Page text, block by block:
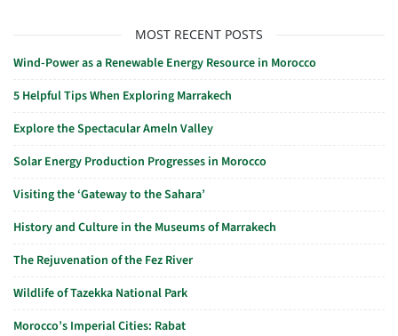
MOST RECENT POSTS
Wind-Power as a Renewable Energy Resource in Morocco
5 Helpful Tips When Exploring Marrakech
Explore the Spectacular Ameln Valley
Solar Energy Production Progresses in Morocco
Visiting the ‘Gateway to the Sahara’
History and Culture in the Museums of Marrakech
The Rejuvenation of the Fez River
Wildlife of Tazekka National Park
Morocco’s Imperial Cities: Rabat